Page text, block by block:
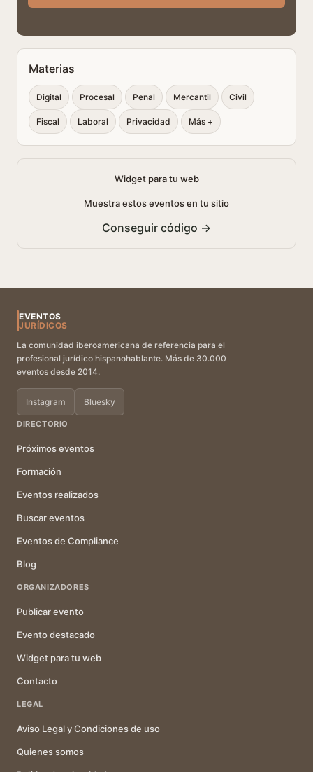
Materias
Digital Procesal Penal Mercantil Civil
Fiscal Laboral Privacidad Más +
Widget para tu web
Muestra estos eventos en tu sitio
Conseguir código →
EVENTOS
JURÍDICOS
La comunidad iberoamericana de referencia para el
profesional jurídico hispanohablante. Más de 30.000
eventos desde 2014.
Instagram Bluesky
DIRECTORIO
Próximos eventos
Formación
Eventos realizados
Buscar eventos
Eventos de Compliance
Blog
ORGANIZADORES
Publicar evento
Evento destacado
Widget para tu web
Contacto
LEGAL
Aviso Legal y Condiciones de uso
Quienes somos